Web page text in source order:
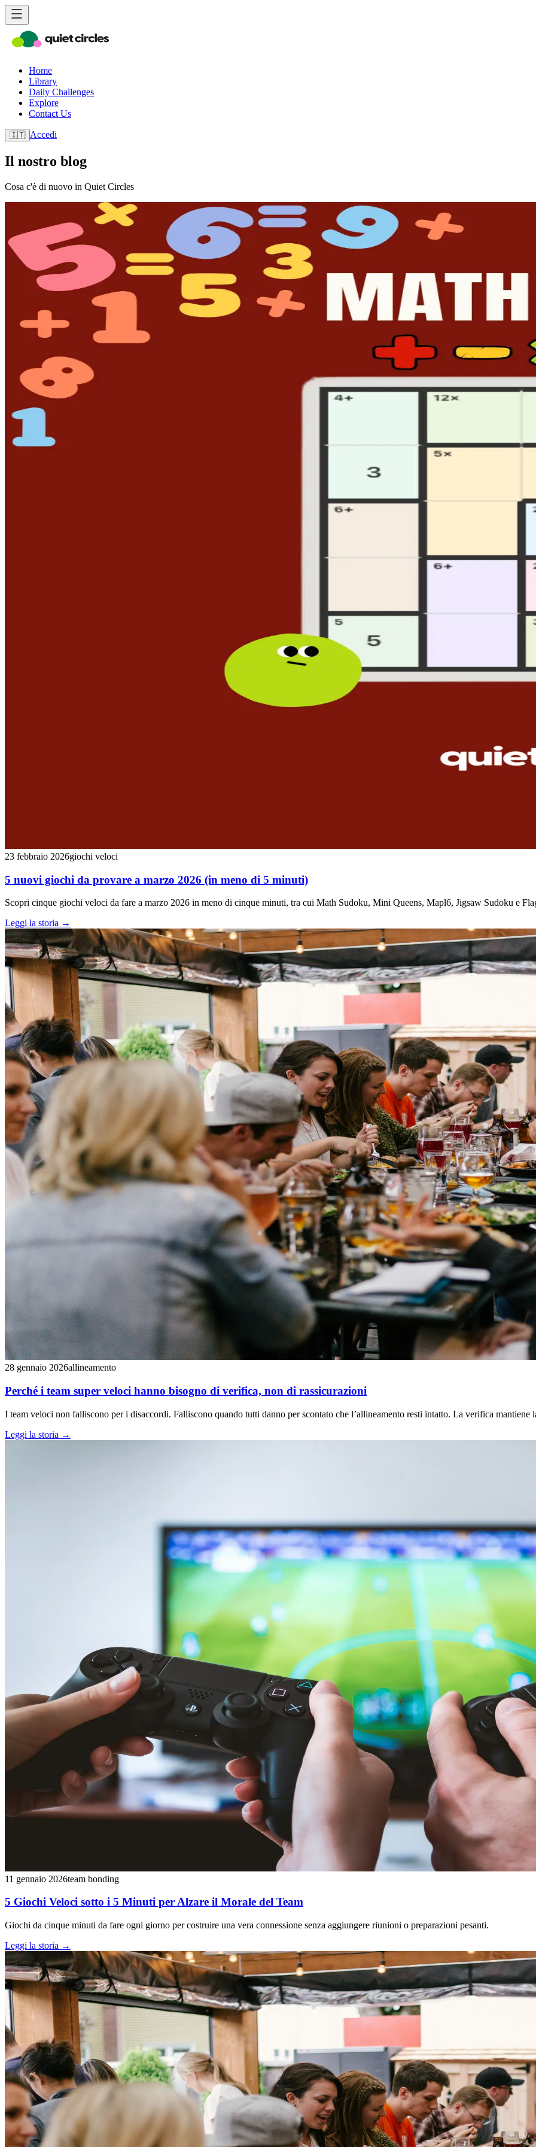
Home
Library
Daily Challenges
Explore
Contact Us
🇮🇹 Accedi
Il nostro blog
Cosa c'è di nuovo in Quiet Circles
23 febbraio 2026giochi veloci
5 nuovi giochi da provare a marzo 2026 (in meno di 5 minuti)
Scopri cinque giochi veloci da fare a marzo 2026 in meno di cinque minuti, tra cui Math Sudoku, Mini Queens, Mapl6, Jigsaw Sudoku e
Leggi la storia →
28 gennaio 2026allineamento
Perché i team super veloci hanno bisogno di verifica, non di rassicurazioni
I team veloci non falliscono per i disaccordi. Falliscono quando tutti danno per scontato che l’allineamento resti intatto. La verifica mantiene
Leggi la storia →
11 gennaio 2026team bonding
5 Giochi Veloci sotto i 5 Minuti per Alzare il Morale del Team
Giochi da cinque minuti da fare ogni giorno per costruire una vera connessione senza aggiungere riunioni o preparazioni pesanti.
Leggi la storia →